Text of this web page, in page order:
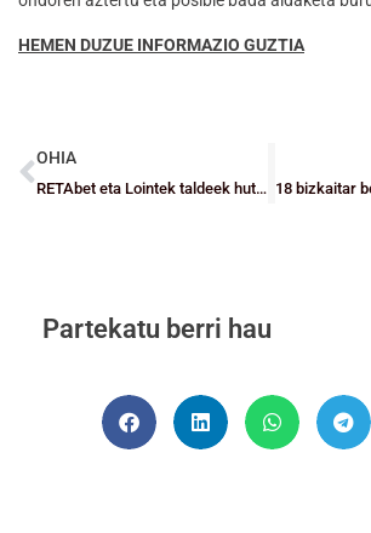
HEMEN DUZUE INFORMAZIO GUZTIA
OHIA
RETAbet eta Lointek taldeek huts egin dute eta gainontzeko bizkaitarrek aurrera jarraitzen dute garaipenak pilatuz
Partekatu berri hau